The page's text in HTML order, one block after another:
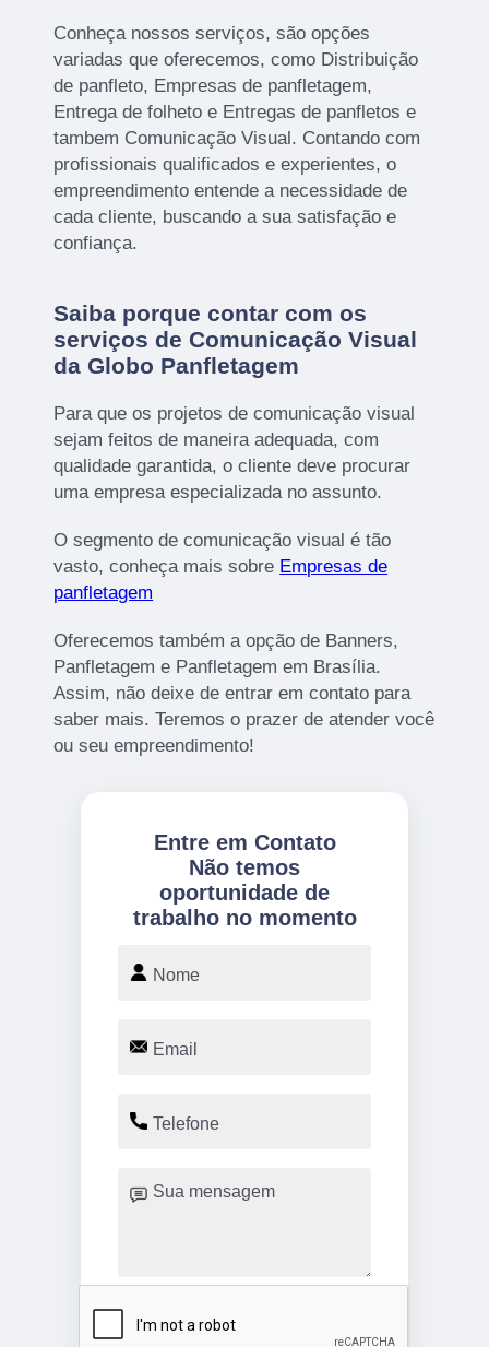
Conheça nossos serviços, são opções
variadas que oferecemos, como Distribuição
de panfleto, Empresas de panfletagem,
Entrega de folheto e Entregas de panfletos e
tambem Comunicação Visual. Contando com
profissionais qualificados e experientes, o
empreendimento entende a necessidade de
cada cliente, buscando a sua satisfação e
confiança.
Saiba porque contar com os
serviços de Comunicação Visual
da Globo Panfletagem
Para que os projetos de comunicação visual
sejam feitos de maneira adequada, com
qualidade garantida, o cliente deve procurar
uma empresa especializada no assunto.
O segmento de comunicação visual é tão
vasto, conheça mais sobre Empresas de
panfletagem
Oferecemos também a opção de Banners,
Panfletagem e Panfletagem em Brasília.
Assim, não deixe de entrar em contato para
saber mais. Teremos o prazer de atender você
ou seu empreendimento!
Entre em Contato
Não temos
oportunidade de
trabalho no momento